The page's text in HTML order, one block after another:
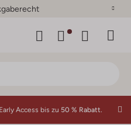
Access bis zu 50 % Rabatt.